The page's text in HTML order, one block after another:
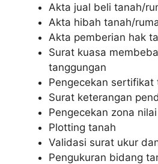
Akta jual beli tanah/
Akta hibah tanah/
Akta pemberian hak
Surat kuasa
tanggungan
Pengecekan sertifikat
Surat keterangan
Pengecekan zona
Plotting tanah
Validasi surat ukur
Pengukuran bidang